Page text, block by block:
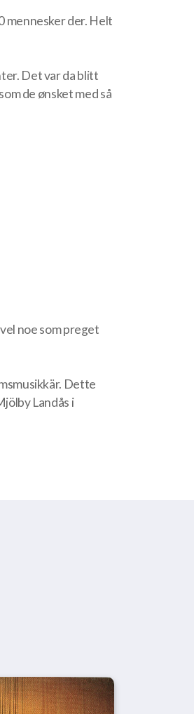
mennesker der. Helt
Det var da blitt
de ønsket med så
noe som preget
Dette
Landås i